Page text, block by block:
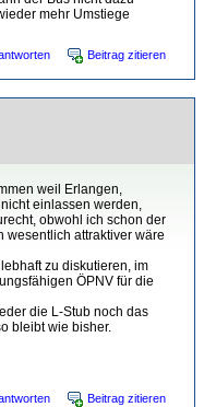
mehr Umstiege
Beitrag zitieren
weil Erlangen,
einlassen werden,
obwohl ich schon der
wesentlich attraktiver wäre
zu diskutieren, im
ÖPNV für die
die L-Stub noch das
bleibt wie bisher.
Beitrag zitieren